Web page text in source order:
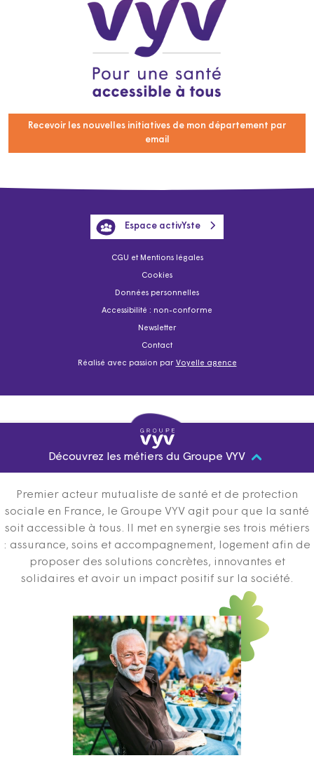
Recevoir les nouvelles initiatives de mon département par
email
CGU et Mentions légales
Cookies
Données personnelles
Accessibilité : non-conforme
Newsletter
Contact
Réalisé avec passion par Voyelle agence
Espace activYste
Découvrez les métiers du Groupe VYV
Premier acteur mutualiste de santé et de protection
sociale en France, le Groupe VYV agit pour que la santé
soit accessible à tous. Il met en synergie ses trois métiers
: assurance, soins et accompagnement, logement afin de
proposer des solutions concrètes, innovantes et
solidaires et avoir un impact positif sur la société.